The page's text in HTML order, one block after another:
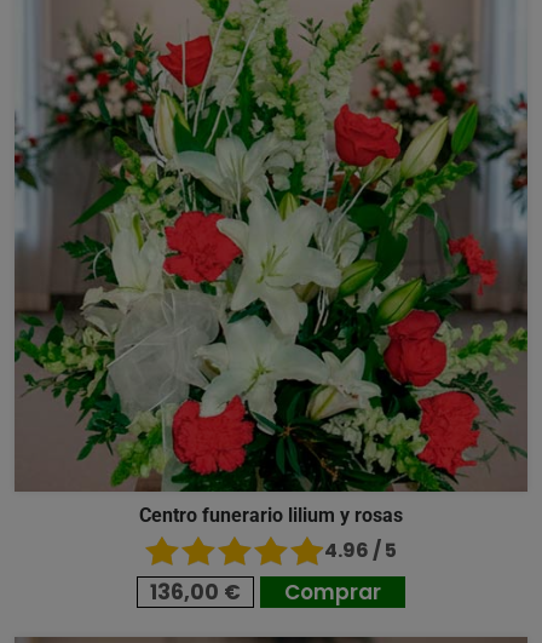
Centro funerario lilium y rosas
4.96 / 5
136,00 € Comprar